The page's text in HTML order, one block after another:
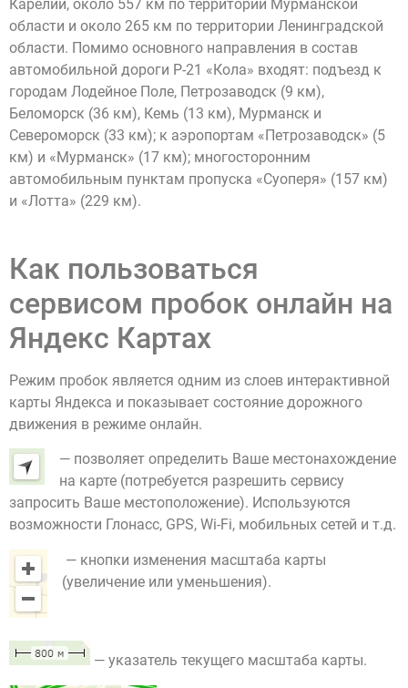
Карелии, около 557 км по территории Мурманской
области и около 265 км по территории Ленинградской
области. Помимо основного направления в состав
автомобильной дороги Р-21 «Кола» входят: подъезд к
городам Лодейное Поле, Петрозаводск (9 км),
Беломорск (36 км), Кемь (13 км), Мурманск и
Североморск (33 км); к аэропортам «Петрозаводск» (5
км) и «Мурманск» (17 км); многосторонним
автомобильным пунктам пропуска «Суоперя» (157 км)
и «Лотта» (229 км).
Как пользоваться
сервисом пробок онлайн на
Яндекс Картах
Режим пробок является одним из слоев интерактивной
карты Яндекса и показывает состояние дорожного
движения в режиме онлайн.
— позволяет определить Ваше местонахождение
на карте (потребуется разрешить сервису
запросить Ваше местоположение). Используются
возможности Глонасс, GPS, Wi-Fi, мобильных сетей и т.д.
— кнопки изменения масштаба карты
(увеличение или уменьшения).
— указатель текущего масштаба карты.